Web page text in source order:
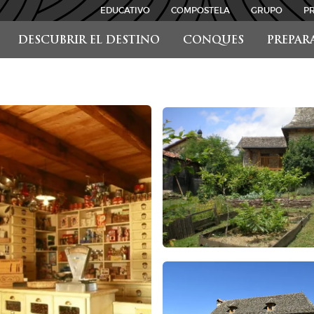
DESCUBRIR EL DESTINO CONQUES
EDUCATIVO COMPOSTELA GRUPO